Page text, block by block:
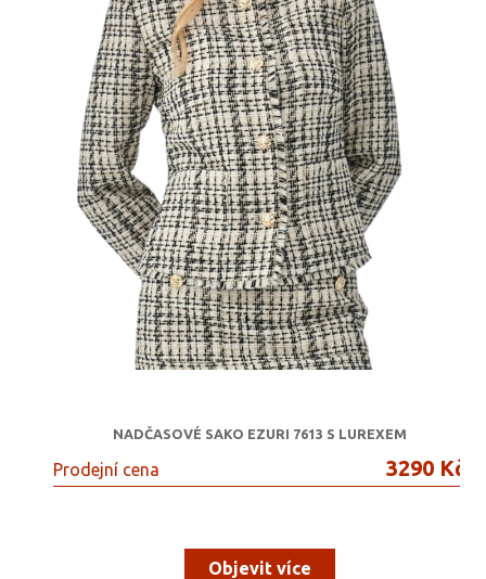
NADČASOVÉ SAKO EZURI 7613 S LUREXEM
Prodejní cena 3290 Kč
Objevit více